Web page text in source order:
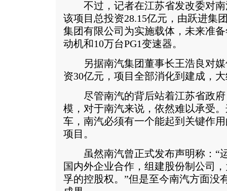
不过，记者在江苏省发改委对南
该项目总投资28.15亿元，由跃进集
集团有限公司为实施载体，未来准
动机和10万台PG1变速器。
另据南汽集团董事长王浩良对媒
资30亿元，项目全部消化到建成，
尽管南汽的背后站着江苏省政府
模，对于南汽来说，依然难以承受
车，南汽必须有一个能起到关键作
项目。
虽然南汽曾正式发布声明称：“
国内外企业合作，组建股份制公司
孚的控股权。”但是至今南汽方面没